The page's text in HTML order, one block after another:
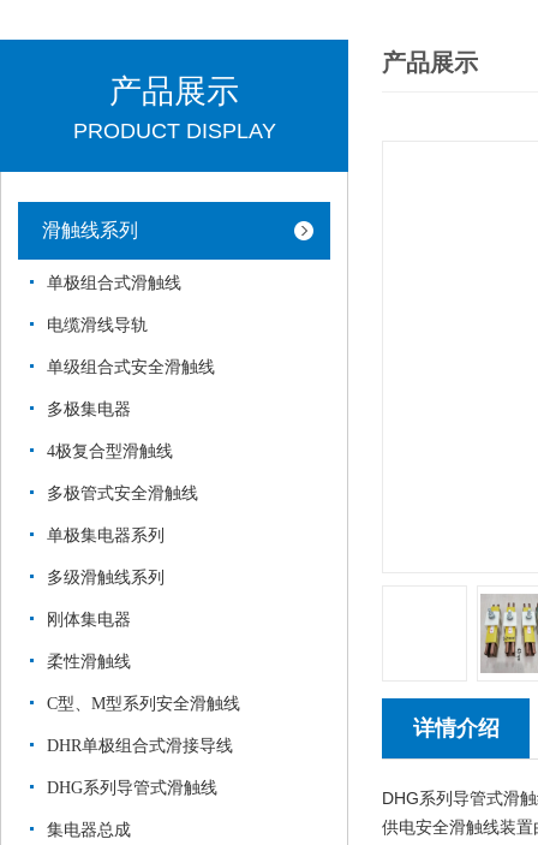
产品展示
PRODUCT DISPLAY
滑触线系列
单极组合式滑触线
电缆滑线导轨
单级组合式安全滑触线
多极集电器
4极复合型滑触线
多极管式安全滑触线
单极集电器系列
多级滑触线系列
刚体集电器
柔性滑触线
C型、M型系列安全滑触线
DHR单极组合式滑接导线
DHG系列导管式滑触线
集电器总成
产品展示
详情介绍
DHG系列导管式滑
供电安全滑触线装